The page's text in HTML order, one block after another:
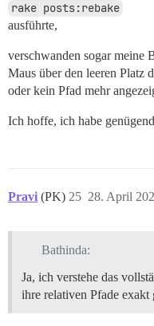
rake posts:rebake
ausführte,
verschwanden sogar meine
Maus über den leeren Platz
oder kein Pfad mehr
Ich hoffe, ich habe
Pravi (PK) 28. April
25
Bathinda:
Ja, ich verstehe das
ihre relativen Pfade exakt